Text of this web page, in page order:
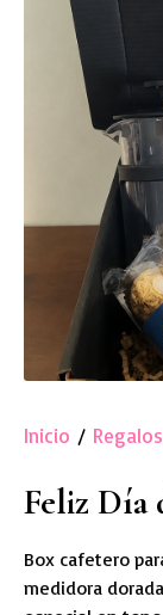
Inicio / Regalos
Feliz Día
Box cafetero
medidora